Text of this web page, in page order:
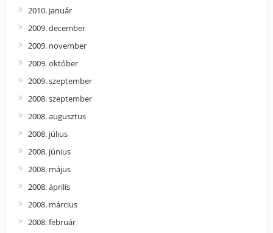
2010. január
2009. december
2009. november
2009. október
2009. szeptember
2008. szeptember
2008. augusztus
2008. július
2008. június
2008. május
2008. április
2008. március
2008. február